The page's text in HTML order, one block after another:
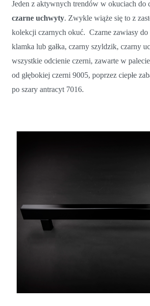
Jeden z aktywnych trendów w okuciach do
czarne uchwyty. Zwykle wiąże się to z
kolekcji czarnych okuć. Czarne zawiasy do
klamka lub gałka, czarny szyldzik, czarny
wszystkie odcienie czerni, zawarte w
od głębokiej czerni 9005, poprzez ciepłe
po szary antracyt 7016.